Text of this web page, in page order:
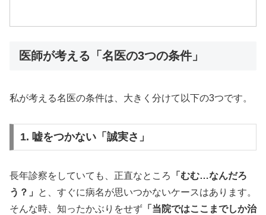
医師が考える「名医の3つの条件」
私が考える名医の条件は、大きく分けて以下の3つです。
1. 嘘をつかない「誠実さ」
長年診察をしていても、正直なところ
「むむ…なんだろ
う？」
と、すぐに病名が思いつかないケースはあります。
そんな時、知ったかぶりをせず 「当院ではここまでしか治